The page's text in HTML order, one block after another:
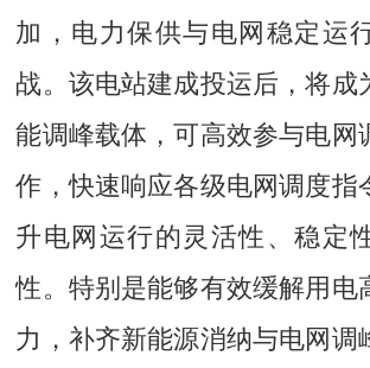
加，电力保供与电网稳定运
战。该电站建成投运后，将成
能调峰载体，可高效参与电网
作，快速响应各级电网调度指
升电网运行的灵活性、稳定
性。特别是能够有效缓解用电
力，补齐新能源消纳与电网调